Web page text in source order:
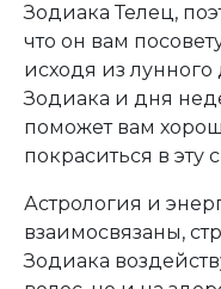
Зодиака Телец,
что он вам
исходя из лунного
Зодиака и дня
поможет вам
покраситься в эту
Астрология и
взаимосвязаны,
Зодиака